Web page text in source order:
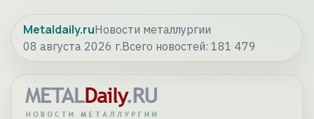
Metaldaily.ruНовости металлургии
08 августа 2026 г.Всего новостей: 181 479